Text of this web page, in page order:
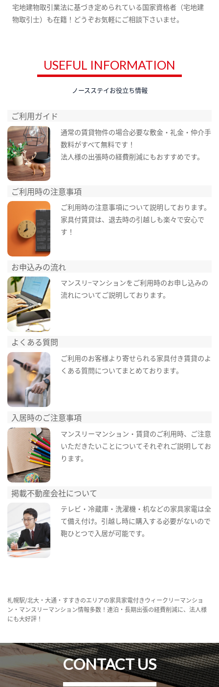
宅地建物取引業法に基づき定められている国家資格者（宅地建
物取引士）も在籍！どうぞお気軽にご相談下さいませ。
USEFUL INFORMATION
ノースステイお役立ち情報
ご利用ガイド
通常の賃貸物件の場合必要な敷金・礼金・仲介手
数料がすべて無料です！
法人様の出張時の経費削減にもおすすめです。
ご利用時の注意事項
ご利用時の注意事項について説明しております。
家具付賃貸は、退去時の引越しも楽々で安心で
す！
お申込みの流れ
マンスリ−マンションをご利用時のお申し込みの
流れについてご説明しております。
よくある質問
ご利用のお客様より寄せられる家具付き賃貸のよ
くある質問についてまとめております。
入居時のご注意事項
マンスリーマンション・賃貸のご利用時、ご注意
いただきたいことについてそれぞれご説明してお
ります。
掲載不動産会社について
テレビ・冷蔵庫・洗濯機・机などの家具家電は全
て備え付け。引越し時に購入する必要がないので
鞄ひとつで入居が可能です。
札幌駅/北大・大通・すすきのエリアの家具家電付きウィークリーマンショ
ン・マンスリーマンション情報多数！連泊・長期出張の経費削減に、法人様
にも大好評！
CONTACT US